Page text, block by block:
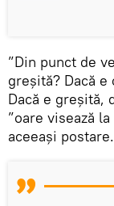
”Din punct de
greșită? Dacă
Dacă e greșită,
”oare visează
aceeași postare.